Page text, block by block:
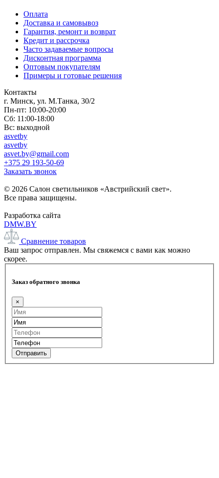
Оплата
Доставка и самовывоз
Гарантия, ремонт и возврат
Кредит и рассрочка
Часто задаваемые вопросы
Дисконтная программа
Оптовым покупателям
Примеры и готовые решения
Контакты
г. Минск, ул. М.Танка, 30/2
Пн-пт: 10:00-20:00
Сб: 11:00-18:00
Вс: выходной
asvetby
asvetby
asvet.by@gmail.com
+375 29 193-50-69
Заказать звонок
© 2026 Салон светильников «Австрийский свет».
Все права защищены.
Разработка сайта
DMW.BY
Сравнение товаров
Ваш запрос отправлен. Мы свяжемся с вами как можно
скорее.
Заказ обратного звонка
×
Отправить